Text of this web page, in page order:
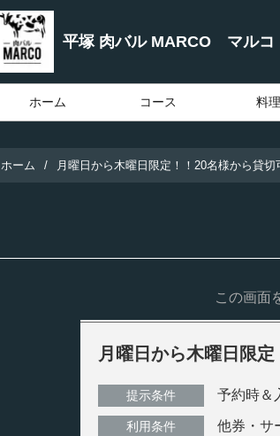
平塚 肉バル MARCO マルコ
ホーム コース 料理
ホーム 月曜日から木曜日限定！！20名様から貸
この画面
月曜日から木曜日限
提示条件 予約時＆
利用条件 他券・サ